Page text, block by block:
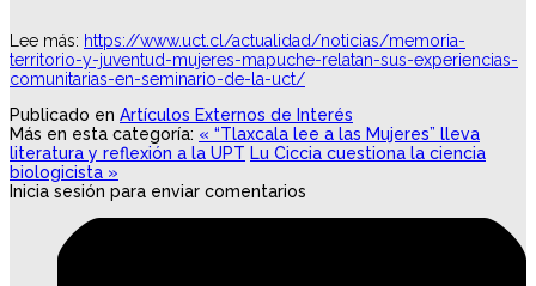
Lee más: https://www.uct.cl/actualidad/noticias/memoria-
territorio-y-juventud-mujeres-mapuche-relatan-sus-experiencias-
comunitarias-en-seminario-de-la-uct/
Publicado en Artículos Externos de Interés
Más en esta categoría: « “Tlaxcala lee a las Mujeres” lleva
literatura y reflexión a la UPT Lu Ciccia cuestiona la ciencia
biologicista »
Inicia sesión para enviar comentarios